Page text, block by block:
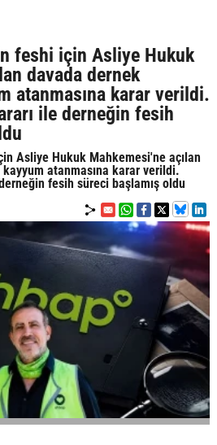
feshi için Asliye Hukuk
davada dernek
atanmasına karar verildi.
ile derneğin fesih
Asliye Hukuk Mahkemesi'ne açılan
atanmasına karar verildi.
fesih süreci başlamış oldu